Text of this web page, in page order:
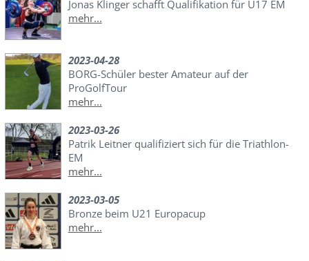
Jonas Klinger schafft Qualifikation für U17 EM
mehr...
2023-04-28
BORG-Schüler bester Amateur auf der
ProGolfTour
mehr...
2023-03-26
Patrik Leitner qualifiziert sich für die Triathlon-
EM
mehr...
2023-03-05
Bronze beim U21 Europacup
mehr...